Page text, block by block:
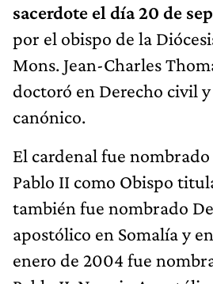
sacerdote el día 20 de
por el obispo de la
Mons. Jean-Charles
doctoró en Derecho civil
canónico.
El cardenal fue nombrado
Pablo II como Obispo
también fue nombrado
apostólico en Somalía y
enero de 2004 fue